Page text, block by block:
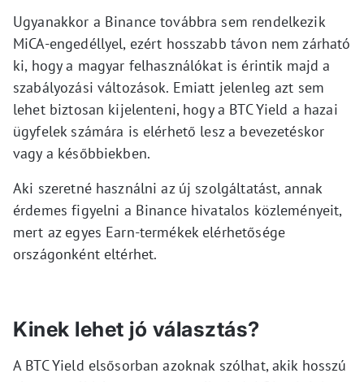
Ugyanakkor a Binance továbbra sem rendelkezik
MiCA-engedéllyel, ezért hosszabb távon nem zárható
ki, hogy a magyar felhasználókat is érintik majd a
szabályozási változások. Emiatt jelenleg azt sem
lehet biztosan kijelenteni, hogy a BTC Yield a hazai
ügyfelek számára is elérhető lesz a bevezetéskor
vagy a későbbiekben.
Aki szeretné használni az új szolgáltatást, annak
érdemes figyelni a Binance hivatalos közleményeit,
mert az egyes Earn-termékek elérhetősége
országonként eltérhet.
Kinek lehet jó választás?
A BTC Yield elsősorban azoknak szólhat, akik hosszú